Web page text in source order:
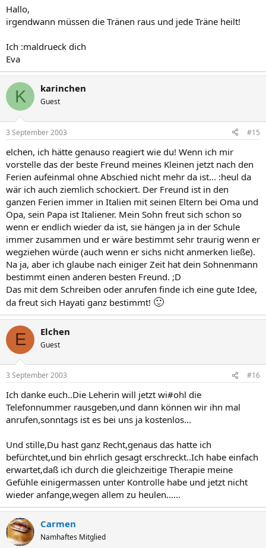
Hallo,
irgendwann müssen die Tränen raus und jede Träne heilt!
Ich :maldrueck dich
Eva
K karinchen
Guest
3 September 2003 #15
elchen, ich hätte genauso reagiert wie du! Wenn ich mir
vorstelle das der beste Freund meines Kleinen jetzt nach den
Ferien aufeinmal ohne Abschied nicht mehr da ist... :heul da
wär ich auch ziemlich schockiert. Der Freund ist in den
ganzen Ferien immer in Italien mit seinen Eltern bei Oma und
Opa, sein Papa ist Italiener. Mein Sohn freut sich schon so
wenn er endlich wieder da ist, sie hängen ja in der Schule
immer zusammen und er wäre bestimmt sehr traurig wenn er
wegziehen würde (auch wenn er sichs nicht anmerken ließe).
Na ja, aber ich glaube nach einiger Zeit hat dein Sohnenmann
bestimmt einen anderen besten Freund. ;D
Das mit dem Schreiben oder anrufen finde ich eine gute Idee,
da freut sich Hayati ganz bestimmt! 🙂
E Elchen
Guest
3 September 2003 #16
Ich danke euch..Die Leherin will jetzt wi#ohl die
Telefonnummer rausgeben,und dann können wir ihn mal
anrufen,sonntags ist es bei uns ja kostenlos...
Und stille,Du hast ganz Recht,genaus das hatte ich
befürchtet,und bin ehrlich gesagt erschreckt..Ich habe einfach
erwartet,daß ich durch die gleichzeitige Therapie meine
Gefühle einigermassen unter Kontrolle habe und jetzt nicht
wieder anfange,wegen allem zu heulen......
Carmen
Namhaftes Mitglied